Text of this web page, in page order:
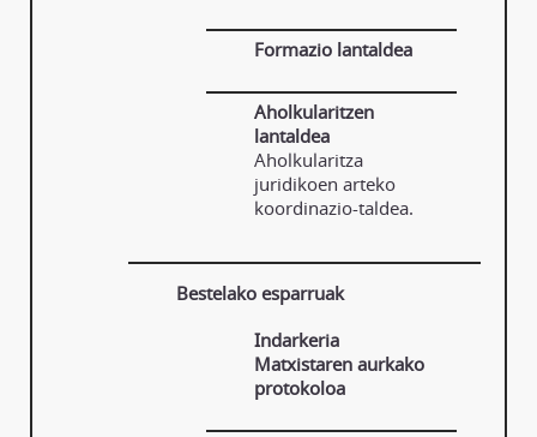
Formazio lantaldea
Aholkularitzen
lantaldea
Aholkularitza
juridikoen arteko
koordinazio-taldea.
Bestelako esparruak
Indarkeria
Matxistaren aurkako
protokoloa